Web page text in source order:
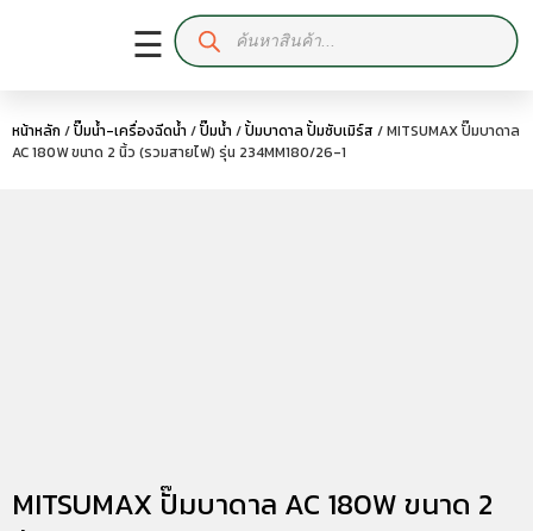
☰
หน้าหลัก /ปั๊มน้ำ-เครื่องฉีดน้ำ /ปั๊มน้ำ /ปั้มบาดาล ปั้มซับเมิร์ส / MITSUMAX ปั๊มบาดาล
AC 180W ขนาด 2 นิ้ว (รวมสายไฟ) รุ่น 234MM180/26-1
MITSUMAX ปั๊มบาดาล AC 180W ขนาด 2